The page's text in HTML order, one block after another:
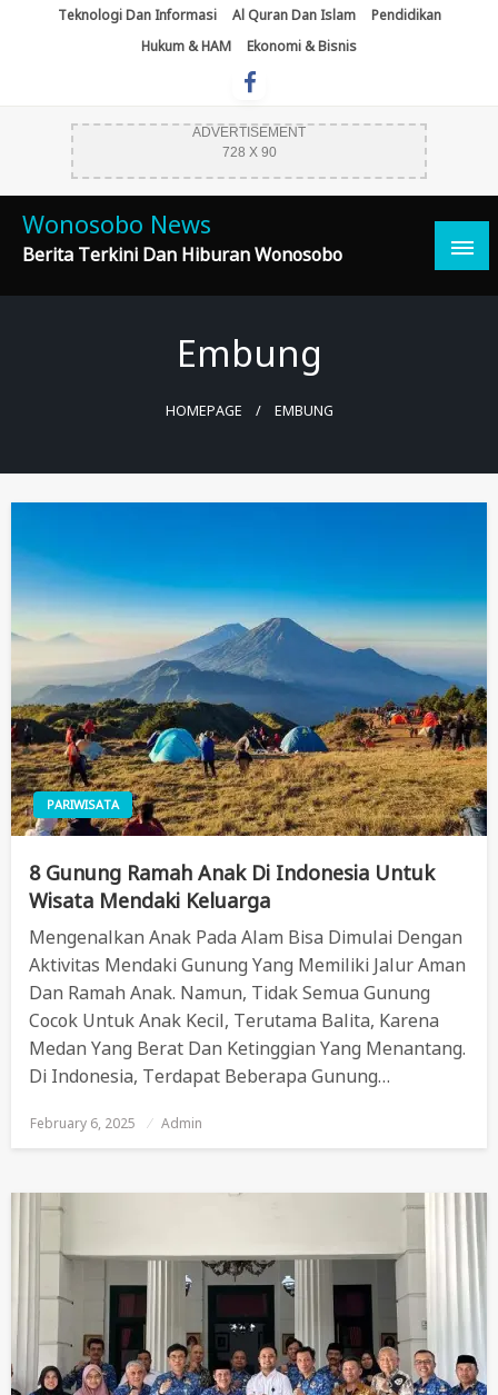
Teknologi Dan Informasi Al Quran Dan Islam
Pendidikan
Hukum & HAM
Ekonomi & Bisnis
ADVERTISEMENT
728 X 90
Wonosobo News
Berita Terkini Dan Hiburan Wonosobo
Embung
HOMEPAGE EMBUNG
PARIWISATA
8 Gunung Ramah Anak Di Indonesia Untuk
Wisata Mendaki Keluarga
Mengenalkan Anak Pada Alam Bisa Dimulai Dengan
Aktivitas Mendaki Gunung Yang Memiliki Jalur Aman
Dan Ramah Anak. Namun, Tidak Semua Gunung
Cocok Untuk Anak Kecil, Terutama Balita, Karena
Medan Yang Berat Dan Ketinggian Yang Menantang.
Di Indonesia, Terdapat Beberapa Gunung…
Posted
February 6, 2025 Admin